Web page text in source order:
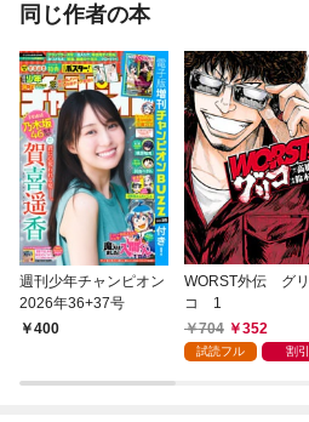
同じ作者の本
週刊少年チャンピオン
2026年36+37号
400
WORST外伝 グリ
コ 1
704
352
試読フル 割引